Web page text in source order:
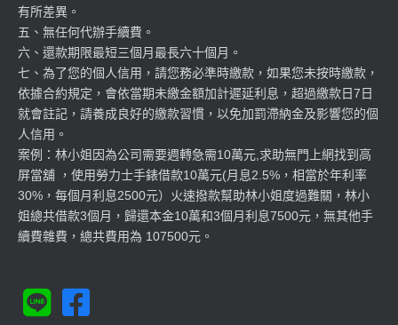
有所差異。
五、無任何代辦手續費。
六、還款期限最短三個月最長六十個月。
七、為了您的個人信用，請您務必準時繳款，如果您未按時繳款，
依據合約規定，會依當期未繳金額加計遲延利息，超過繳款日7日
就會註記，請養成良好的繳款習慣，以免加罰滯納金及影響您的個
人信用。
案例：林小姐因為公司需要週轉急需10萬元,求助無門上網找到高
屏當舖 ，使用勞力士手錶借款10萬元(月息2.5%，相當於年利率
30%，每個月利息2500元）火速撥款幫助林小姐度過難關，林小
姐總共借款3個月，歸還本金10萬和3個月利息7500元，無其他手
續費雜費，總共費用為 107500元。